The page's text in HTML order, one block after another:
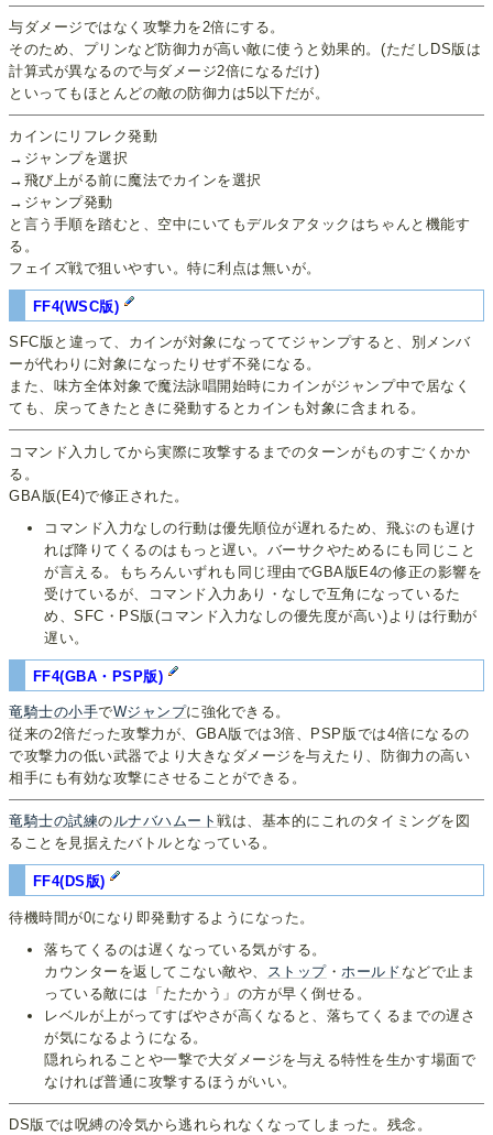
与ダメージではなく攻撃力を2倍にする。
そのため、プリンなど防御力が高い敵に使うと効果的。(ただしDS版は
計算式が異なるので与ダメージ2倍になるだけ)
といってもほとんどの敵の防御力は5以下だが。
カインにリフレク発動
→ジャンプを選択
→飛び上がる前に魔法でカインを選択
→ジャンプ発動
と言う手順を踏むと、空中にいてもデルタアタックはちゃんと機能す
る。
フェイズ戦で狙いやすい。特に利点は無いが。
FF4(WSC版)
SFC版と違って、カインが対象になっててジャンプすると、別メンバ
ーが代わりに対象になったりせず不発になる。
また、味方全体対象で魔法詠唱開始時にカインがジャンプ中で居なく
ても、戻ってきたときに発動するとカインも対象に含まれる。
コマンド入力してから実際に攻撃するまでのターンがものすごくかか
る。
GBA版(E4)で修正された。
コマンド入力なしの行動は優先順位が遅れるため、飛ぶのも遅け
れば降りてくるのはもっと遅い。バーサクやためるにも同じこと
が言える。もちろんいずれも同じ理由でGBA版E4の修正の影響を
受けているが、コマンド入力あり・なしで互角になっているた
め、SFC・PS版(コマンド入力なしの優先度が高い)よりは行動が
遅い。
FF4(GBA・PSP版)
竜騎士の小手でWジャンプに強化できる。
従来の2倍だった攻撃力が、GBA版では3倍、PSP版では4倍になるの
で攻撃力の低い武器でより大きなダメージを与えたり、防御力の高い
相手にも有効な攻撃にさせることができる。
竜騎士の試練のルナバハムート戦は、基本的にこれのタイミングを図
ることを見据えたバトルとなっている。
FF4(DS版)
待機時間が0になり即発動するようになった。
落ちてくるのは遅くなっている気がする。
カウンターを返してこない敵や、
ストップ・ ホールド などで止ま
っている敵には「たたかう」の方が早く倒せる。
レベルが上がってすばやさが高くなると、落ちてくるまでの遅さ
が気になるようになる。
隠れられることや一撃で大ダメージを与える特性を生かす場面で
なければ普通に攻撃するほうがいい。
DS版では呪縛の冷気から逃れられなくなってしまった。残念。